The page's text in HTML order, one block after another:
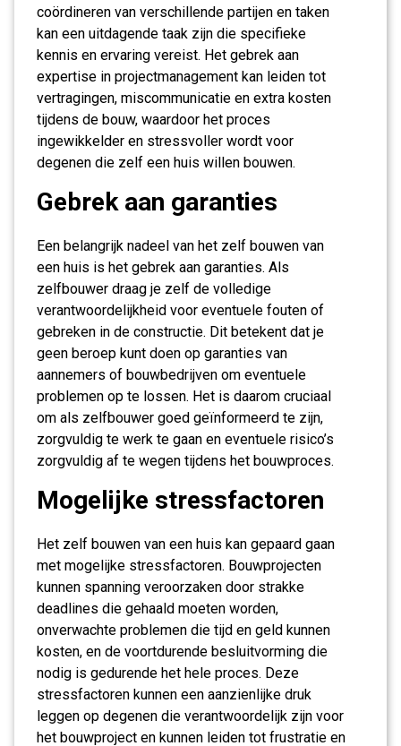
coördineren van verschillende partijen en taken
kan een uitdagende taak zijn die specifieke
kennis en ervaring vereist. Het gebrek aan
expertise in projectmanagement kan leiden tot
vertragingen, miscommunicatie en extra kosten
tijdens de bouw, waardoor het proces
ingewikkelder en stressvoller wordt voor
degenen die zelf een huis willen bouwen.
Gebrek aan garanties
Een belangrijk nadeel van het zelf bouwen van
een huis is het gebrek aan garanties. Als
zelfbouwer draag je zelf de volledige
verantwoordelijkheid voor eventuele fouten of
gebreken in de constructie. Dit betekent dat je
geen beroep kunt doen op garanties van
aannemers of bouwbedrijven om eventuele
problemen op te lossen. Het is daarom cruciaal
om als zelfbouwer goed geïnformeerd te zijn,
zorgvuldig te werk te gaan en eventuele risico’s
zorgvuldig af te wegen tijdens het bouwproces.
Mogelijke stressfactoren
Het zelf bouwen van een huis kan gepaard gaan
met mogelijke stressfactoren. Bouwprojecten
kunnen spanning veroorzaken door strakke
deadlines die gehaald moeten worden,
onverwachte problemen die tijd en geld kunnen
kosten, en de voortdurende besluitvorming die
nodig is gedurende het hele proces. Deze
stressfactoren kunnen een aanzienlijke druk
leggen op degenen die verantwoordelijk zijn voor
het bouwproject en kunnen leiden tot frustratie en